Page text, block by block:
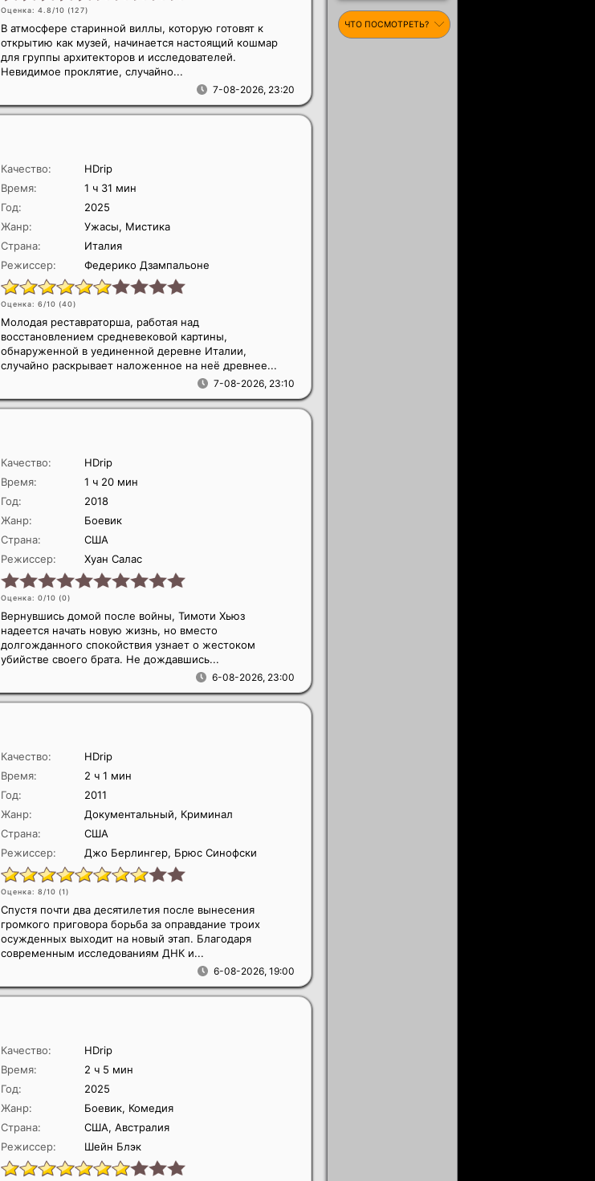
Оценка: 4.8/10 (127)
7-08-2026, 23:20
В атмосфере старинной виллы, которую готовят к
открытию как музей, начинается настоящий кошмар
для группы архитекторов и исследователей.
Невидимое проклятие, случайно...
Качество:
HDrip
Время:
1 ч 31 мин
Год:
2025
Жанр:
Ужасы, Мистика
Страна:
Италия
Режиссер:
Федерико Дзампальоне
Оценка: 6/10 (40)
7-08-2026, 23:10
Молодая реставраторша, работая над
восстановлением средневековой картины,
обнаруженной в уединенной деревне Италии,
случайно раскрывает наложенное на неё древнее...
Качество:
HDrip
Время:
1 ч 20 мин
Год:
2018
Жанр:
Боевик
Страна:
США
Режиссер:
Хуан Салас
Оценка: 0/10 (0)
6-08-2026, 23:00
Вернувшись домой после войны, Тимоти Хьюз
надеется начать новую жизнь, но вместо
долгожданного спокойствия узнает о жестоком
убийстве своего брата. Не дождавшись...
Качество:
HDrip
Время:
2 ч 1 мин
Год:
2011
Жанр:
Документальный, Криминал
Страна:
США
Режиссер:
Джо Берлингер, Брюс Синофски
Оценка: 8/10 (1)
6-08-2026, 19:00
Спустя почти два десятилетия после вынесения
громкого приговора борьба за оправдание троих
осужденных выходит на новый этап. Благодаря
современным исследованиям ДНК и...
Качество:
HDrip
Время:
2 ч 5 мин
Год:
2025
Жанр:
Боевик, Комедия
Страна:
США, Австралия
Режиссер:
Шейн Блэк
ЧТО ПОСМОТРЕТЬ?